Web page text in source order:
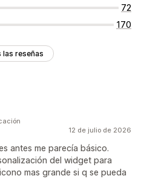
agente
72
170
las reseñas
12 de julio de 2026
antes me parecía básico.
del widget para
mas grande si q se pueda